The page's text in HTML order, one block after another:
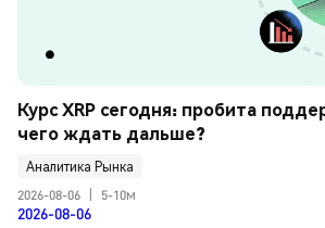
Курс XRP сегодня: пробита
чего ждать дальше?
Аналитика Рынка
2026-08-06
5-10м
2026-08-06